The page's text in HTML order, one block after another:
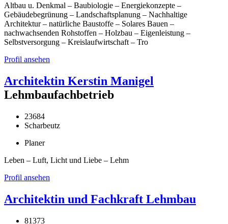
Altbau u. Denkmal – Baubiologie – Energiekonzepte –
Gebäudebegrünung – Landschaftsplanung – Nachhaltige
Architektur – natürliche Baustoffe – Solares Bauen –
nachwachsenden Rohstoffen – Holzbau – Eigenleistung –
Selbstversorgung – Kreislaufwirtschaft – Tro
Profil ansehen
Architektin Kerstin Manigel
Lehmbaufachbetrieb
23684
Scharbeutz
Planer
Leben – Luft, Licht und Liebe – Lehm
Profil ansehen
Architektin und Fachkraft Lehmbau
81373